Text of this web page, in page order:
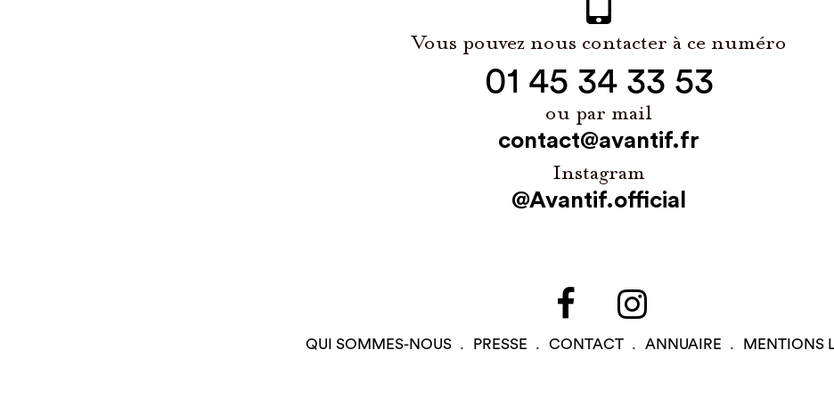
Vous pouvez nous contacter à ce numéro
01 45 34 33 53
ou par mail
contact@avantif.fr
Instagram
@Avantif.official
QUI SOMMES-NOUS PRESSE CONTACT ANNUAIRE MENTIONS